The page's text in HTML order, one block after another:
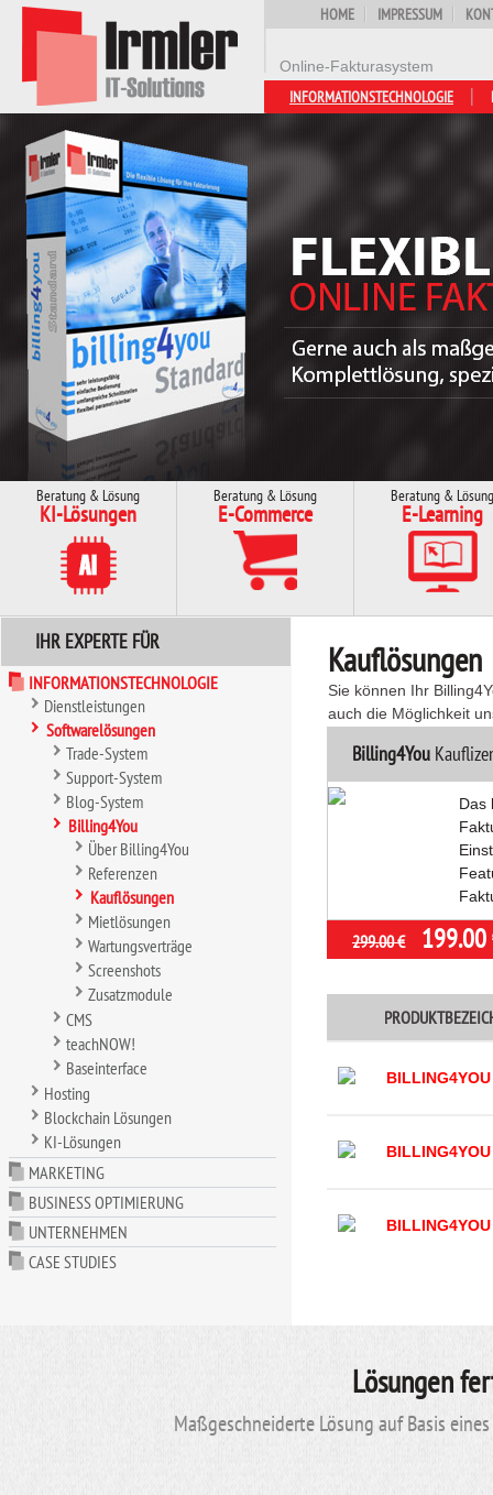
Online-Fakturasystem
HOME IMPRESSUM
INFORMATIONSTECHNOLOGIE
Beratung & Lösung
KI-Lösungen
Beratung & Lösung
E-Commerce
Beratung & Lösung
E-Learning
IHR EXPERTE FÜR
INFORMATIONSTECHNOLOGIE
Dienstleistungen
Softwarelösungen
Trade-System
Support-System
Blog-System
Billing4You
Über Billing4You
Referenzen
Kauflösungen
Mietlösungen
Wartungsverträge
Screenshots
Zusatzmodule
CMS
teachNOW!
Baseinterface
Hosting
Blockchain Lösungen
KI-Lösungen
MARKETING
BUSINESS OPTIMIERUNG
UNTERNEHMEN
CASE STUDIES
Kauflösungen
Sie können Ihr
auch die Möglichkeit
Billing4You
Das
299.00 € 199.00
BILLING4YOU
BILLING4YOU
BILLING4YOU
Lösungen
Maßgeschneiderte Lösung auf Basis